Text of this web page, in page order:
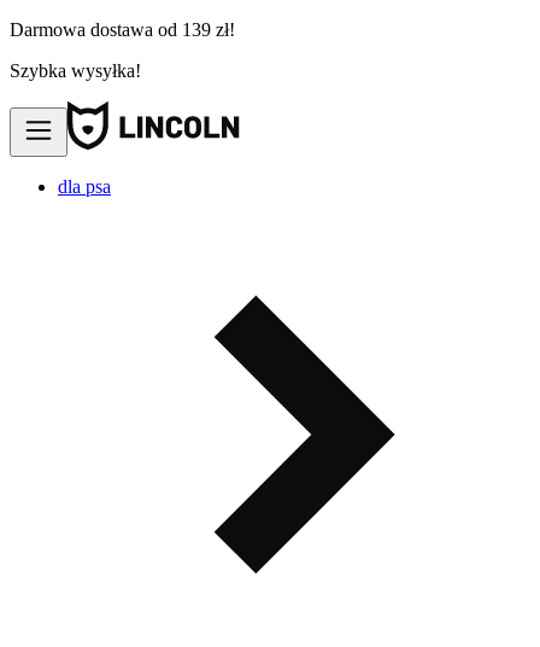
Darmowa dostawa od 139 zł!
Szybka wysyłka!
dla psa